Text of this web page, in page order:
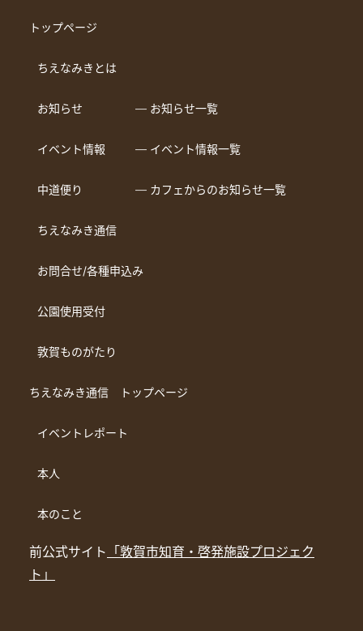
トップページ
ちえなみきとは
お知らせ ― お知らせ一覧
イベント情報 ― イベント情報一覧
中道便り ― カフェからのお知らせ一覧
ちえなみき通信
お問合せ/各種申込み
公園使用受付
敦賀ものがたり
ちえなみき通信 トップページ
イベントレポート
本人
本のこと
前公式サイト 「敦賀市知育・啓発施設プロジェク
ト」